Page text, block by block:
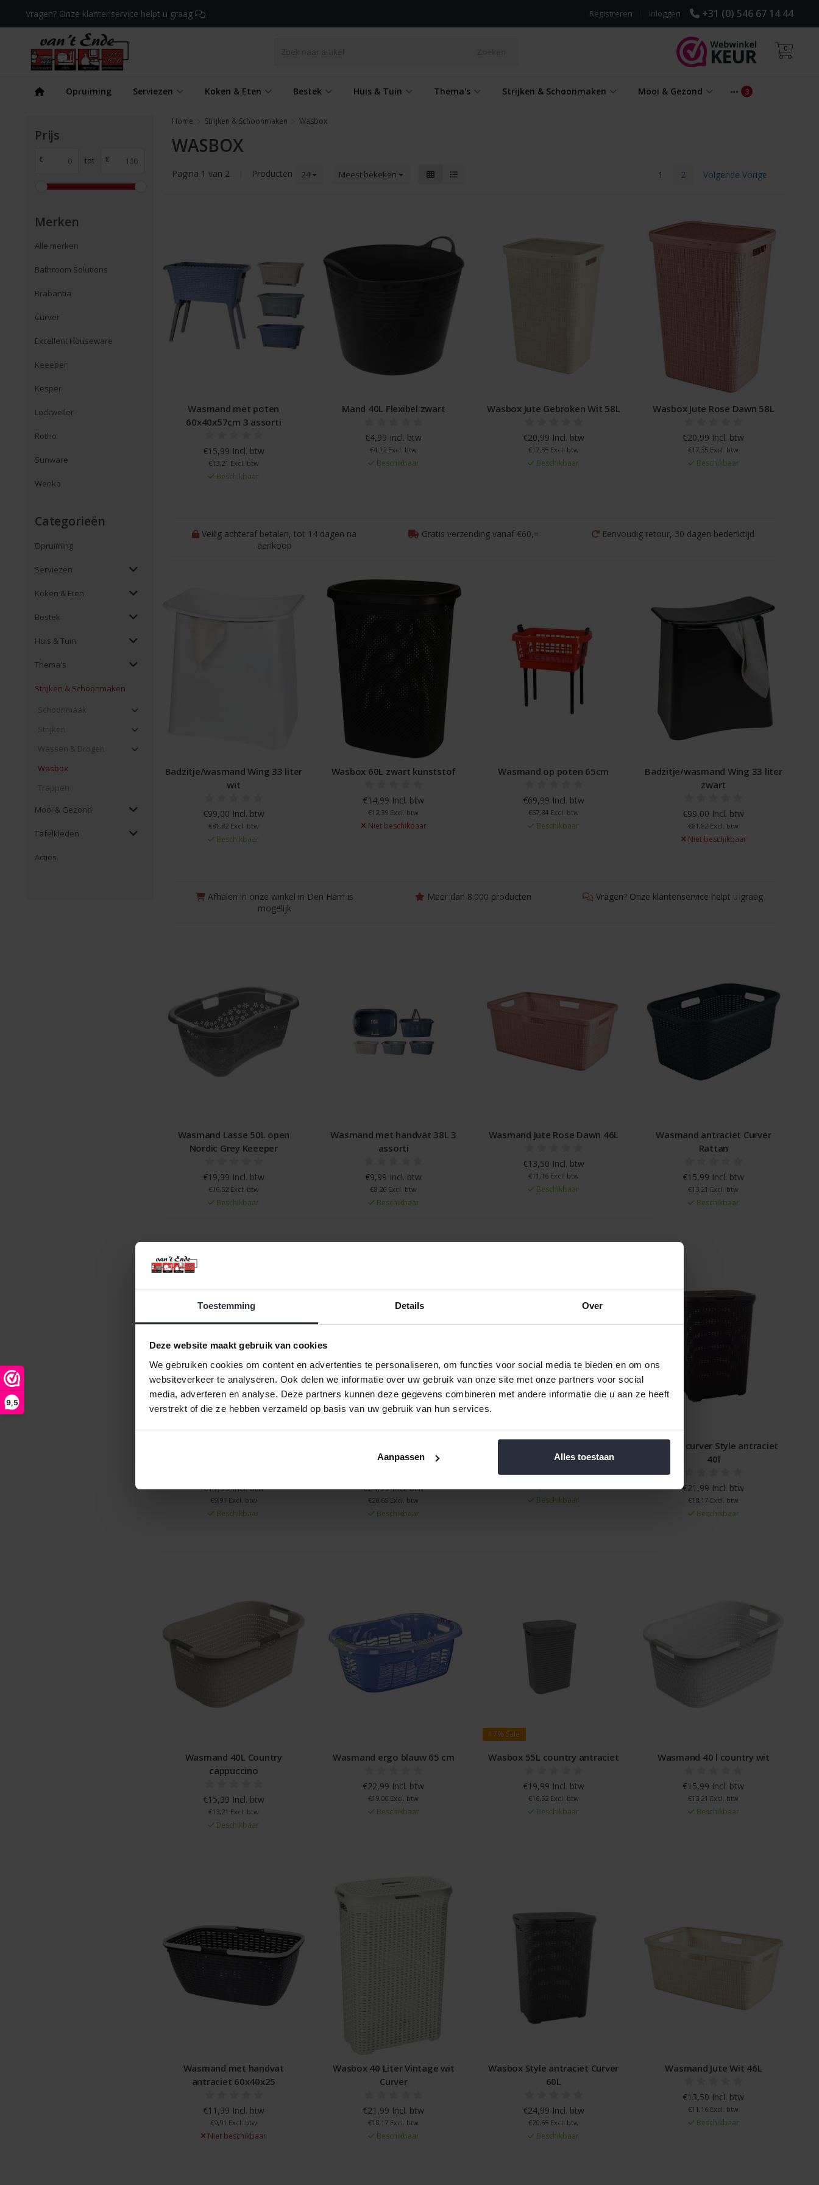
Toestemming Details Over
Deze website maakt gebruik van cookies
We gebruiken cookies om content en advertenties te personaliseren, om functies voor social media te bieden en om ons
websiteverkeer te analyseren. Ook delen we informatie over uw gebruik van onze site met onze partners voor social
media, adverteren en analyse. Deze partners kunnen deze gegevens combineren met andere informatie die u aan ze heeft
verstrekt of die ze hebben verzameld op basis van uw gebruik van hun services.
Aanpassen Alles toestaan
9,5
Vragen? Onze klantenservice helpt u graag +31 (0) 546 67 14 44
Inloggen
Registreren
0
Opruiming Serviezen Koken & Eten Bestek Huis & Tuin Thema's Strijken & Schoonmaken Mooi & Gezond
Prijs
€ tot €
Merken
Alle merken
Bathroom Solutions
Brabantia
Curver
Excellent Houseware
Keeeper
Kesper
Lockweiler
Rotho
Sunware
Wenko
Categorieën
Opruiming
Serviezen
Koken & Eten
Bestek
Huis & Tuin
Thema's
Strijken & Schoonmaken
Schoonmaak
Strijken
Wassen & Drogen
Wasbox
Trappen
Mooi & Gezond
Tafelkleden
Acties
Home Strijken & Schoonmaken Wasbox
WASBOX
Pagina 1 van 2 Producten 24 Meest bekeken 1 2 Volgende Vorige
Wasmand met poten
60x40x57cm 3 assorti
€15,99 Incl. btw
€13,21 Excl. btw
Beschikbaar
Mand 40L Flexibel zwart
€4,99 Incl. btw
€4,12 Excl. btw
Beschikbaar
Wasbox Jute Gebroken Wit 58L
€20,99 Incl. btw
€17,35 Excl. btw
Beschikbaar
Wasbox Jute Rose Dawn 58L
€20,99 Incl. btw
€17,35 Excl. btw
Beschikbaar
Veilig achteraf betalen, tot 14 dagen na
aankoop
Gratis verzending vanaf €60,= Eenvoudig retour, 30 dagen bedenktijd
Badzitje/wasmand Wing 33 liter
wit
€99,00 Incl. btw
€81,82 Excl. btw
Beschikbaar
Wasbox 60L zwart kunststof
€14,99 Incl. btw
€12,39 Excl. btw
Niet beschikbaar
Wasmand op poten 65cm
€69,99 Incl. btw
€57,84 Excl. btw
Beschikbaar
Badzitje/wasmand Wing 33 liter
zwart
€99,00 Incl. btw
€81,82 Excl. btw
Niet beschikbaar
Afhalen in onze winkel in Den Ham is
mogelijk
Meer dan 8.000 producten Vragen? Onze klantenservice helpt u graag
Wasmand Lasse 50L open
Nordic Grey Keeeper
€19,99 Incl. btw
€16,52 Excl. btw
Beschikbaar
Wasmand met handvat 38L 3
assorti
€9,99 Incl. btw
€8,26 Excl. btw
Beschikbaar
Wasmand Jute Rose Dawn 46L
€13,50 Incl. btw
€11,16 Excl. btw
Beschikbaar
Wasmand antraciet Curver
Rattan
€15,99 Incl. btw
€13,21 Excl. btw
Beschikbaar
€11,99 Incl. btw
€9,91 Excl. btw
Beschikbaar
cm
€24,99 Incl. btw
€20,65 Excl. btw
Beschikbaar
€15,99 Incl. btw
€13,21 Excl. btw
Beschikbaar
Wasbox curver Style antraciet
40l
€21,99 Incl. btw
€18,17 Excl. btw
Beschikbaar
Wasmand 40L Country
cappuccino
€15,99 Incl. btw
€13,21 Excl. btw
Beschikbaar
Wasmand ergo blauw 65 cm
€22,99 Incl. btw
€19,00 Excl. btw
Beschikbaar
17% Sale
Wasbox 55L country antraciet
€19,99 Incl. btw
€16,52 Excl. btw
Beschikbaar
Wasmand 40 l country wit
€15,99 Incl. btw
€13,21 Excl. btw
Beschikbaar
Wasmand met handvat
antraciet 60x40x25
€11,99 Incl. btw
€9,91 Excl. btw
Niet beschikbaar
Wasbox 40 Liter Vintage wit
Curver
€21,99 Incl. btw
€18,17 Excl. btw
Beschikbaar
Wasbox Style antraciet Curver
60L
€24,99 Incl. btw
€20,65 Excl. btw
Beschikbaar
Wasmand Jute Wit 46L
€13,50 Incl. btw
€11,16 Excl. btw
Beschikbaar